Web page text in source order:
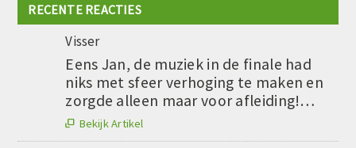
RECENTE REACTIES
Visser
Eens Jan, de muziek in de finale had
niks met sfeer verhoging te maken en
zorgde alleen maar voor afleiding!…
 Bekijk Artikel